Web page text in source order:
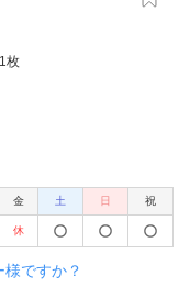
1枚
金 土 日 祝
休
ですか？